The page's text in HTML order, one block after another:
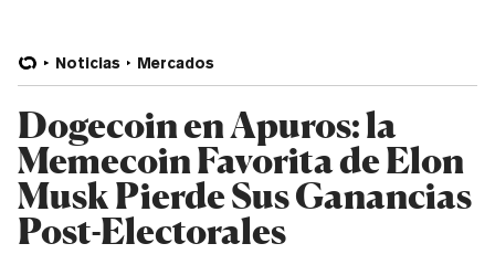
Noticias Mercados
Dogecoin en Apuros: la
Memecoin Favorita de Elon
Musk Pierde Sus Ganancias
Post-Electorales